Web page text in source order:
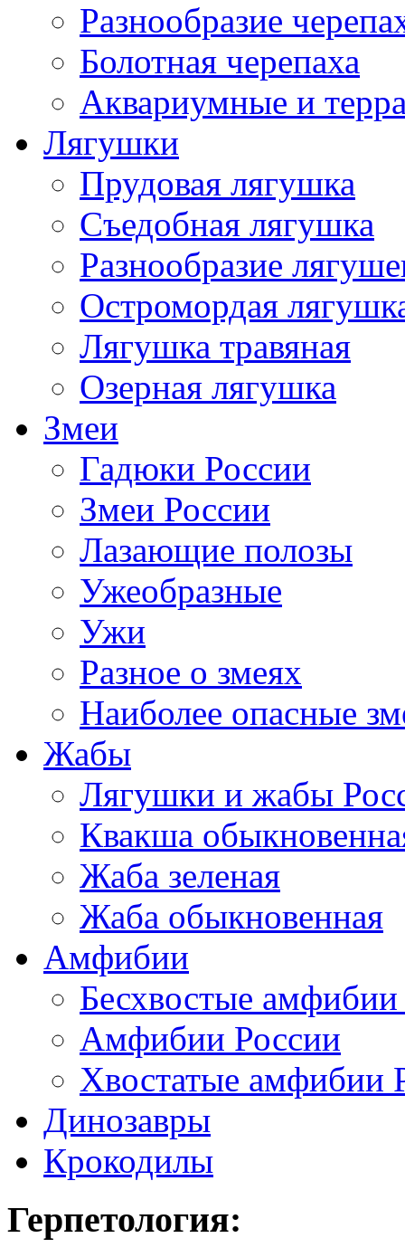
Разнообразие
Болотная черепаха
Аквариумные и
Лягушки
Прудовая лягушка
Съедобная лягушка
Разнообразие
Остромордая
Лягушка травяная
Озерная лягушка
Змеи
Гадюки России
Змеи России
Лазающие полозы
Ужеобразные
Ужи
Разное о змеях
Наиболее опасные
Жабы
Лягушки и жабы
Квакша
Жаба зеленая
Жаба обыкновенная
Амфибии
Бесхвостые
Амфибии России
Хвостатые амфибии
Динозавры
Крокодилы
Герпетология: